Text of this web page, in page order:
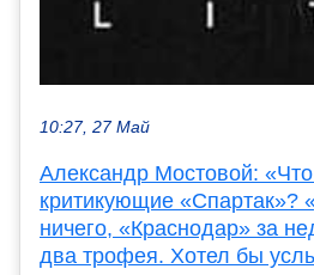
10:27, 27 Май
Александр Мостовой:
критикующие
ничего, «Краснодар» за
два трофея. Хотел бы